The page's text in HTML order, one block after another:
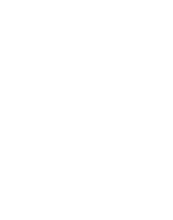
paranormaal